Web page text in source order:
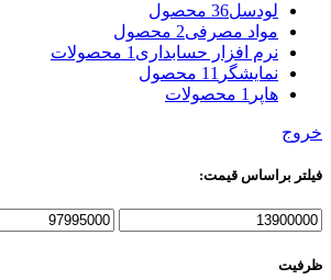
لودسل36 محصول
مواد مصرفی2 محصول
نرم افزار حسابداری 1 محصولات
نمایشگر 11 محصول
هاپر 1 محصولات
خروج
فیلتر براساس قیمت:
ظرفیت